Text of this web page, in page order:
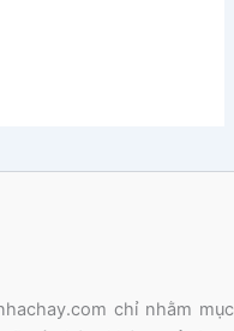
chỉ nhằm mục